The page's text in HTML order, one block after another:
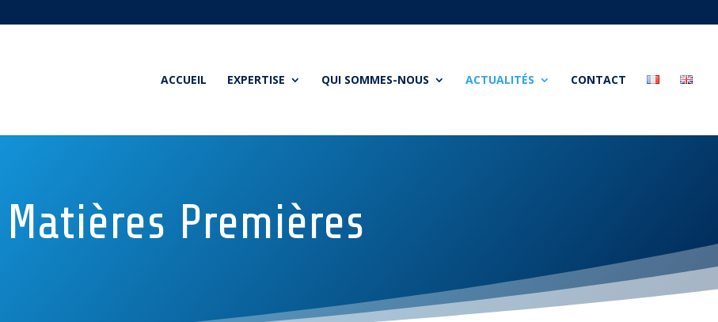
ACCUEIL EXPERTISE QUI SOMMES-NOUS ACTUALITÉS CONTACT
Matières Premières